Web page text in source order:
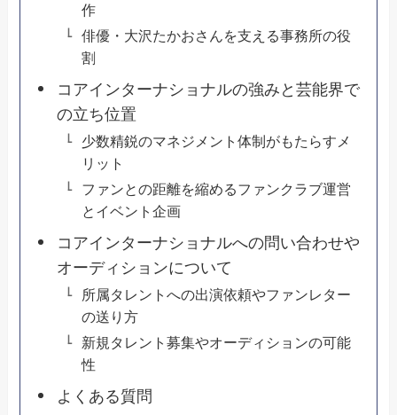
作
俳優・大沢たかおさんを支える事務所の役
割
コアインターナショナルの強みと芸能界で
の立ち位置
少数精鋭のマネジメント体制がもたらすメ
リット
ファンとの距離を縮めるファンクラブ運営
とイベント企画
コアインターナショナルへの問い合わせや
オーディションについて
所属タレントへの出演依頼やファンレター
の送り方
新規タレント募集やオーディションの可能
性
よくある質問